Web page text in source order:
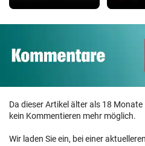
Da dieser Artikel älter als 18
kein Kommentieren mehr möglich.
Wir laden Sie ein, bei einer